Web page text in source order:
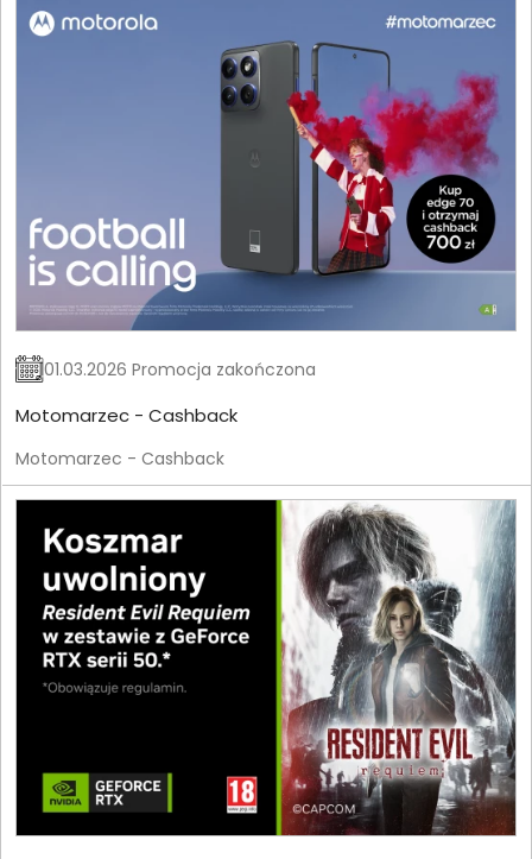
01.03.2026 Promocja zakończona
Motomarzec - Cashback
Motomarzec - Cashback